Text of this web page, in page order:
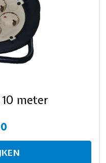
meter